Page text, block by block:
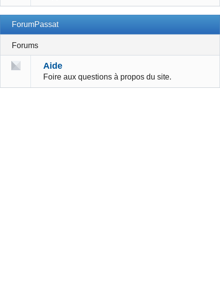
ForumPassat
Forums
Aide
Foire aux questions à propos du site.